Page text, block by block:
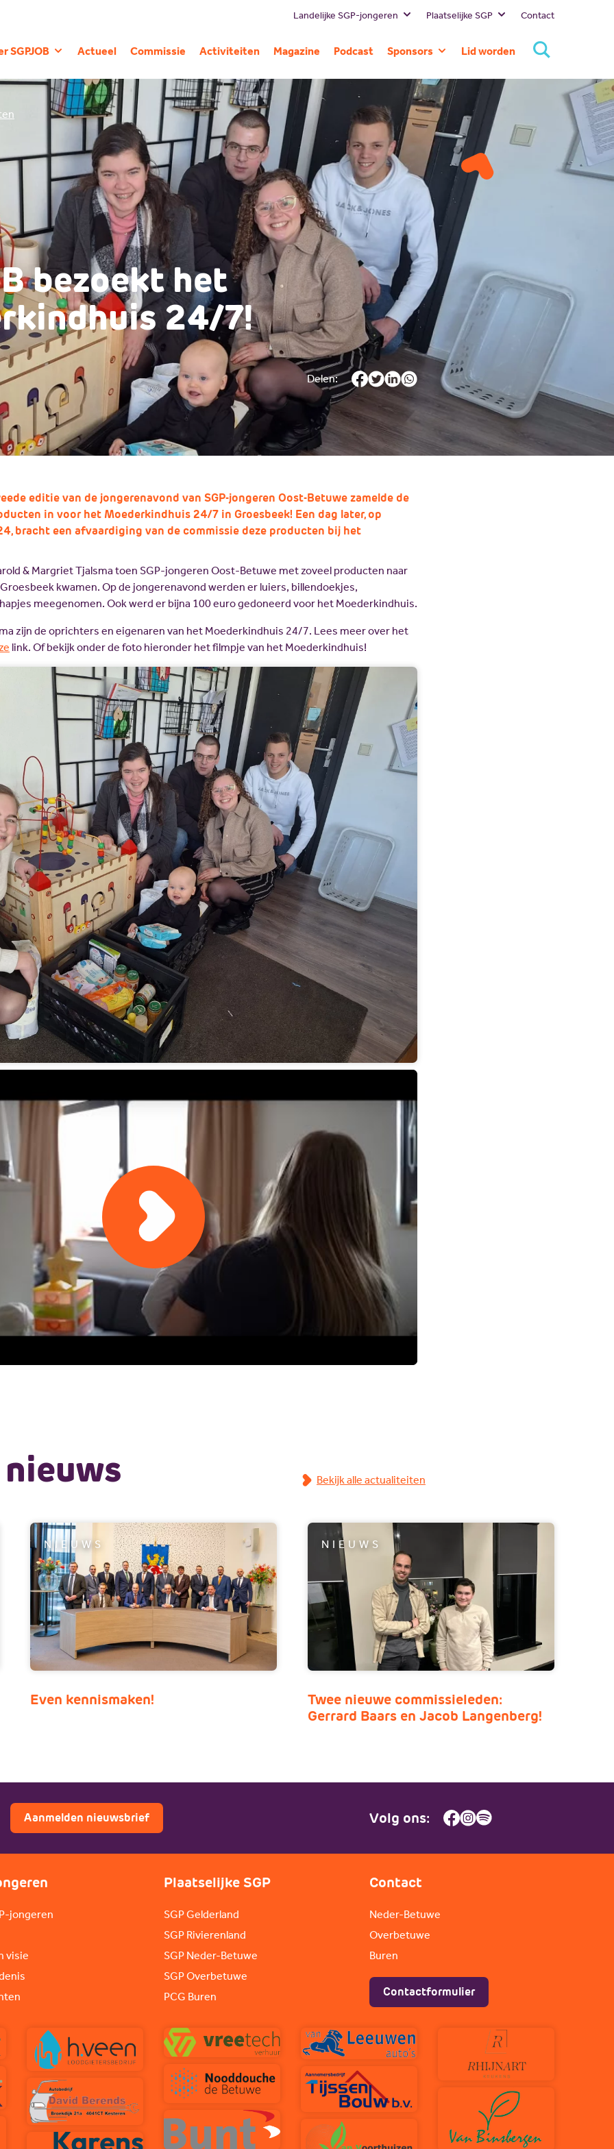
Landelijke SGP-jongeren
Geschiedenis
Standpunten
Plaatselijke SGP
politici
SGP
Landelijk
SGP
Gelderland
SGP
Rivierenland
SGP Neder-
Betuwe
SGP
Overbetuwe
PCG Buren
Contact
SGPJOB Actueel Commissie Activiteiten Magazine Podcast Sponsors
Huidige
sponsors
Sponsor
worden
Lid worden
bezoekt het
24/7!
Delen:
editie van de jongerenavond van SGP-jongeren Oost-Betuwe zamelde de
in voor het Moederkindhuis 24/7 in Groesbeek! Een dag later, op
bracht een afvaardiging van de commissie deze producten bij het
& Margriet Tjalsma toen SGP-jongeren Oost-Betuwe met zoveel producten naar
kwamen. Op de jongerenavond werden er luiers, billendoekjes,
meegenomen. Ook werd er bijna 100 euro gedoneerd voor het Moederkindhuis.
zijn de oprichters en eigenaren van het Moederkindhuis 24/7. Lees meer over het
link. Of bekijk onder de foto hieronder het filmpje van het Moederkindhuis!
Bekijk alle actualiteiten
NIEUWS
Even kennismaken!
NIEUWS
Twee nieuwe commissieleden:
Gerrard Baars en Jacob Langenberg!
Aanmelden nieuwsbrief Volg ons:
jongeren
visie
Plaatselijke SGP
SGP Gelderland
SGP Rivierenland
SGP Neder-Betuwe
SGP Overbetuwe
PCG Buren
Contact
Neder-Betuwe
Overbetuwe
Buren
Contactformulier